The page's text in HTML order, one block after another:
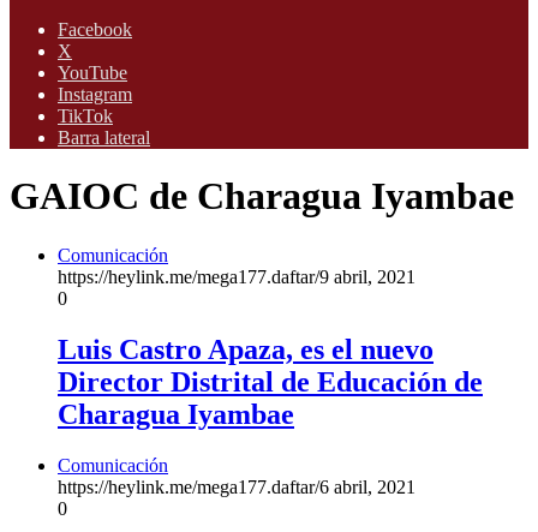
Facebook
X
YouTube
Instagram
TikTok
Barra lateral
GAIOC de Charagua Iyambae
Comunicación
https://heylink.me/mega177.daftar/9 abril, 2021
0
Luis Castro Apaza, es el nuevo
Director Distrital de Educación de
Charagua Iyambae
Comunicación
https://heylink.me/mega177.daftar/6 abril, 2021
0